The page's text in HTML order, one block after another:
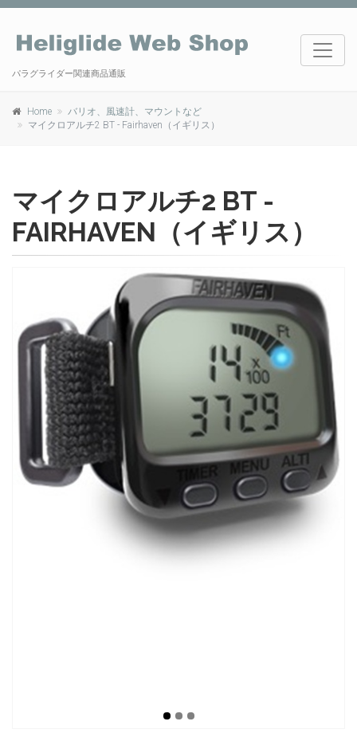
パラグライダー関連商品通販
Home
バリオ、風速計、マウントなど
マイクロアルチ2 BT - Fairhaven（イギリス）
マイクロアルチ2 BT -
FAIRHAVEN（イギリス）